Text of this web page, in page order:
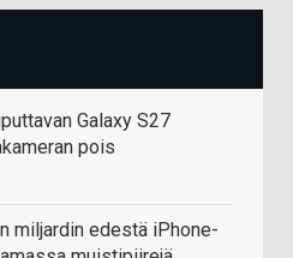
Galaxy S27
pois
miljardin edestä iPhone-